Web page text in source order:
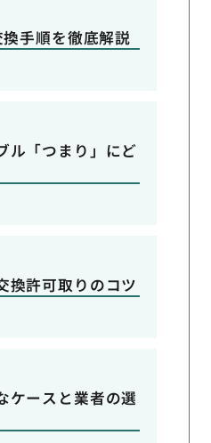
手順を徹底解説
ル「つまり」にど
換許可取りのコツ
ケースと業者の選